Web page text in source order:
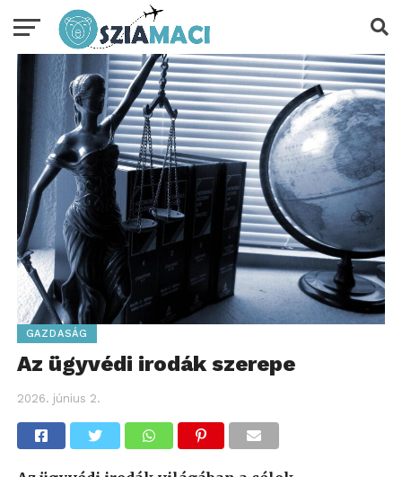
GAZDASÁG
Az ügyvédi irodák szerepe
2026. június 2.